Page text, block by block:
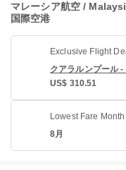
マレーシア航空 /
国際空港
Exclusive Flight
クアラルンプール -
US$ 310.51
Lowest Fare Month
8月